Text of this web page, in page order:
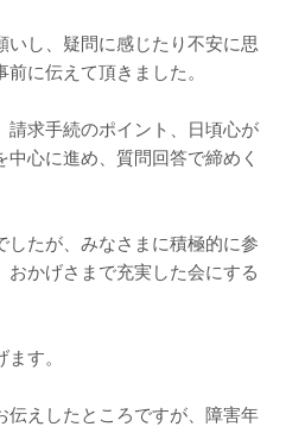
いし、疑問に感じたり不安に思
に伝えて頂きました。
請求手続のポイント、日頃心が
中心に進め、質問回答で締めく
したが、みなさまに積極的に参
おかげさまで充実した会にする
す。
伝えしたところですが、障害年